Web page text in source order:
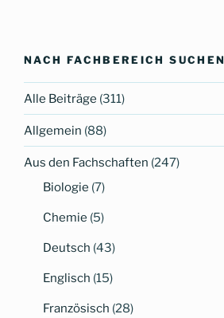
Erfolgreiche
Teilnahme
2021“
NACH FACHBEREICH SUCHEN
Alle Beiträge (311)
Allgemein (88)
Aus den Fachschaften (247)
Biologie (7)
Chemie (5)
Deutsch (43)
Englisch (15)
Französisch (28)